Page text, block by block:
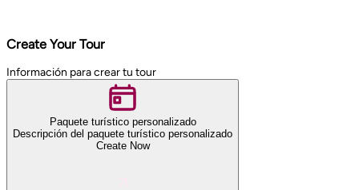
Create Your Tour
Información para crear tu tour
Paquete turístico personalizado
Descripción del paquete turístico personalizado
Create Now